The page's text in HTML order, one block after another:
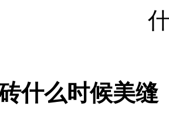
什么时候美缝